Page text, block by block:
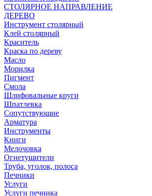
СТОЛЯРНОЕ НАПРАВЛЕНИЕ
ДЕРЕВО
Инструмент столярный
Клей столярный
Краситель
Краска по дереву
Масло
Морилка
Пигмент
Смола
Шлифовальные круги
Шпатлевка
Сопутствующие
Арматура
Инструменты
Книги
Мелочовка
Огнетушители
Труба, уголок, полоса
Печники
Услуги
Услуги печника